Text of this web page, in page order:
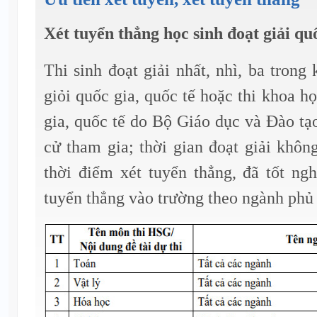
Xét tuyển thẳng học sinh đoạt giải
Thi sinh đoạt giải nhất, nhì, ba trong
giỏi quốc gia, quốc tế hoặc thi khoa
gia, quốc tế do Bộ Giáo dục và Đào
cử tham gia; thời gian đoạt giải
thời điểm xét tuyển thẳng, đã tốt
tuyển thẳng vào trường theo ngành